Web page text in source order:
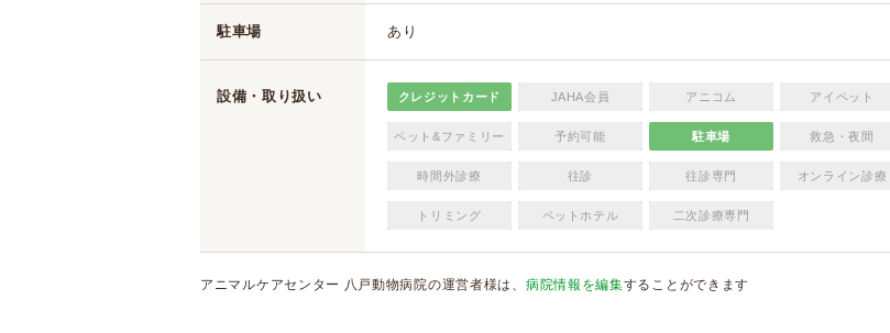
駐車場 あり
設備・取り扱い クレジットカード JAHA会員 アニコム アイペット
ペット&ファミリー 予約可能 駐車場 救急・夜間
時間外診療 往診 往診専門 オンライン診療
トリミング ペットホテル 二次診療専門
アニマルケアセンター 八戸動物病院の運営者様は、 病院情報を編集することができます